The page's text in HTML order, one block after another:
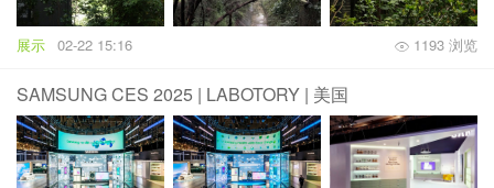
展示 02-22 15:16 1193 浏览
SAMSUNG CES 2025 | LABOTORY | 美国